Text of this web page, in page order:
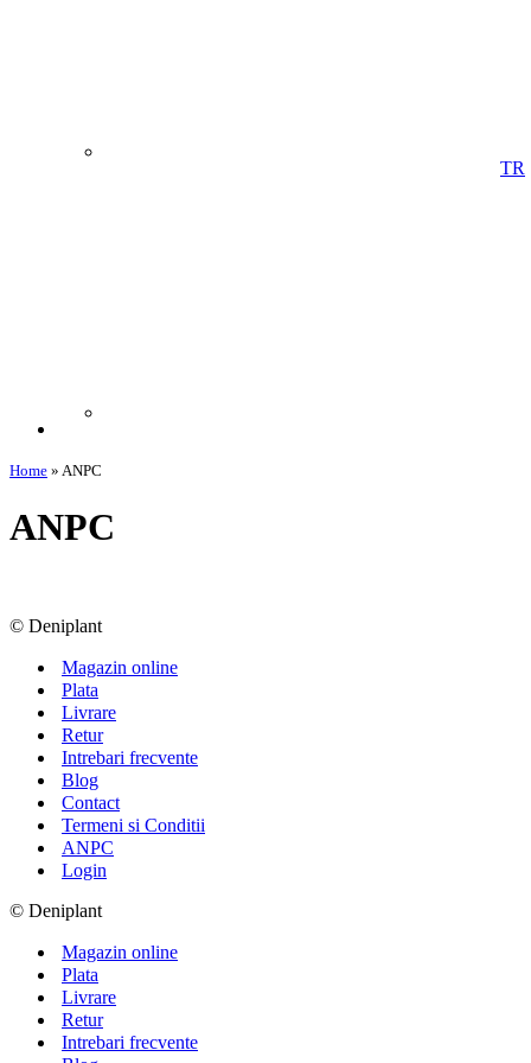
TR
Home » ANPC
ANPC
© Deniplant
Magazin online
Plata
Livrare
Retur
Intrebari frecvente
Blog
Contact
Termeni si Conditii
ANPC
Login
© Deniplant
Magazin online
Plata
Livrare
Retur
Intrebari frecvente